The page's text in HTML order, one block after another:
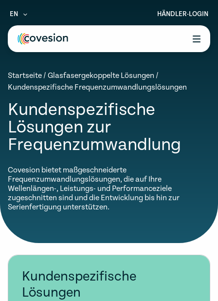
menu
menu
menu
menu
EN HÄNDLER-LOGIN
Startseite / Glasfasergekoppelte Lösungen /
Kundenspezifische Frequenzumwandlungslösungen
Kundenspezifische
Lösungen zur
Frequenzumwandlung
Covesion bietet maßgeschneiderte
Frequenzumwandlungslösungen, die auf Ihre
Wellenlängen-, Leistungs- und Performanceziele
zugeschnitten sind und die Entwicklung bis hin zur
Serienfertigung unterstützen.
Kundenspezifische
Lösungen